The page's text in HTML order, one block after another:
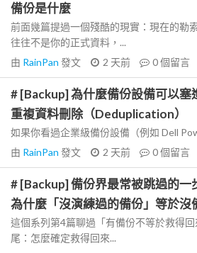
備份是什麼
前面幾篇提過一個殘酷的現實：現在的勒
往往不是你的正式資料，...
由 RainPan 發文 2 天前 0個留言
# [Backup] 為什麼備份設備可以塞
重複資料刪除（Deduplication）
如果你看過企業級備份設備（例如 Dell
由 RainPan 發文 2 天前 0個留言
# [Backup] 備份界最常被跳過的一
為什麼「沒演練過的備份」等於沒
這個系列第4篇聊過「有備份不等於救得
尾：怎麼確定救得回來...